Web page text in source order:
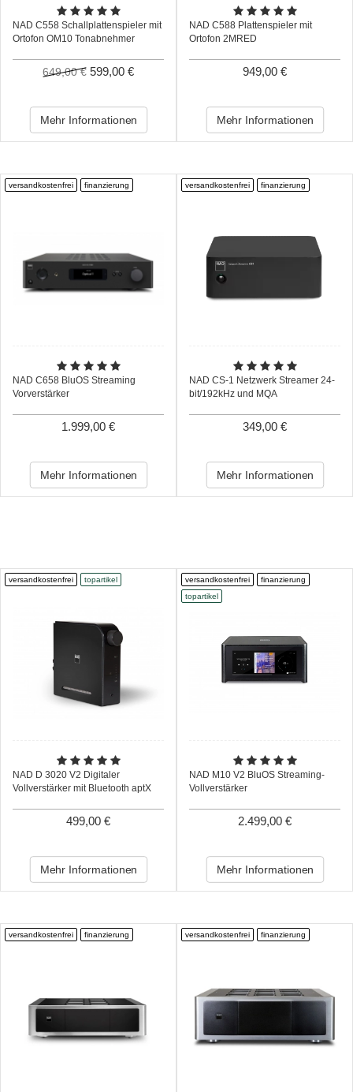
NAD C558 Schallplattenspieler mit
Ortofon OM10 Tonabnehmer
649,00 € 599,00 €
Mehr Informationen
NAD C588 Plattenspieler mit
Ortofon 2MRED
949,00 €
Mehr Informationen
versandkostenfrei finanzierung
NAD C658 BluOS Streaming
Vorverstärker
1.999,00 €
Mehr Informationen
versandkostenfrei finanzierung
NAD CS-1 Netzwerk Streamer 24-
bit/192kHz und MQA
349,00 €
Mehr Informationen
versandkostenfrei topartikel
NAD D 3020 V2 Digitaler
Vollverstärker mit Bluetooth aptX
499,00 €
Mehr Informationen
versandkostenfrei
finanzierung
topartikel
NAD M10 V2 BluOS Streaming-
Vollverstärker
2.499,00 €
Mehr Informationen
versandkostenfrei finanzierung versandkostenfrei finanzierung